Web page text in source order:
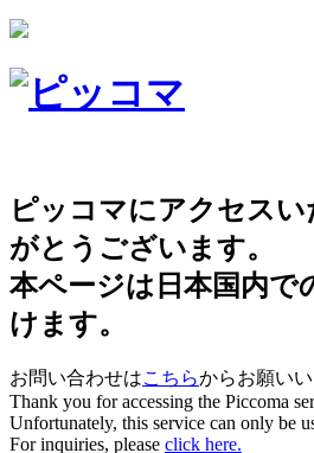
ピッコマにアクセスい
がとうございます。
本ページは日本国内で
けます。
お問い合わせはこちらからお願いい
Thank you for accessing the Piccoma
Unfortunately, this service can only be
For inquiries, please click here.